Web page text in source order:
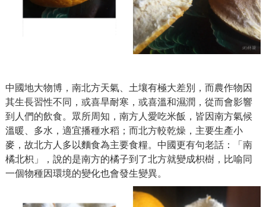
中國地大物博，南北方天氣、土壤有極大差別，而農作物因
其生長習性不同，或喜旱耐寒，或喜溫和濕潤，從而會影響
到人們的飲食。眾所周知，南方人愛吃米飯，皆因南方氣候
溫暖、多水，適宜播種水稻；而北方較乾燥，主要生產小
麥，故北方人多以麵食為主要食糧。中國更有句老話：「南
橘北枳」，說的是南方的橘子到了北方就變成枳樹，比喻同
一個物種因環境的變化也會發生變異。